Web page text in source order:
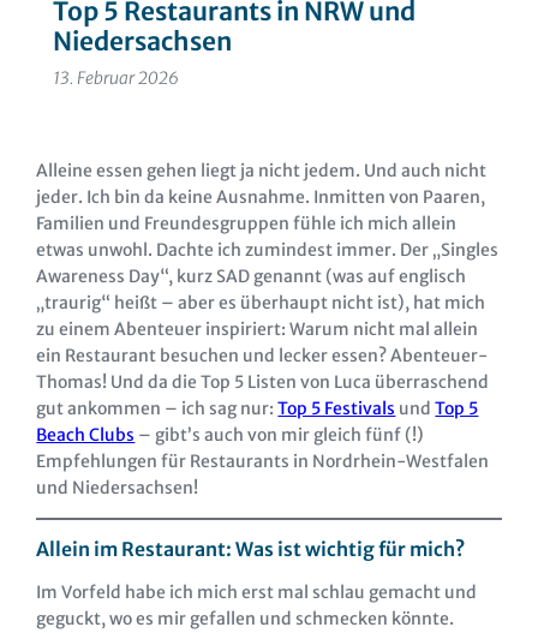
Top 5 Restaurants in NRW und
Niedersachsen
13. Februar 2026
Alleine essen gehen liegt ja nicht jedem. Und auch nicht
jeder. Ich bin da keine Ausnahme. Inmitten von Paaren,
Familien und Freundesgruppen fühle ich mich allein
etwas unwohl. Dachte ich zumindest immer. Der „Singles
Awareness Day“, kurz SAD genannt (was auf englisch
„traurig“ heißt – aber es überhaupt nicht ist), hat mich
zu einem Abenteuer inspiriert: Warum nicht mal allein
ein Restaurant besuchen und lecker essen? Abenteuer-
Thomas! Und da die Top 5 Listen von Luca überraschend
gut ankommen – ich sag nur:Top 5 Festivals undTop 5
Beach Clubs – gibt’s auch von mir gleich fünf (!)
Empfehlungen für Restaurants in Nordrhein-Westfalen
und Niedersachsen!
Allein im Restaurant: Was ist wichtig für mich?
Im Vorfeld habe ich mich erst mal schlau gemacht und
geguckt, wo es mir gefallen und schmecken könnte.